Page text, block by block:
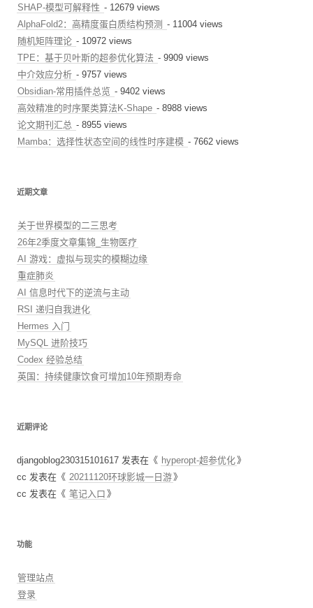
SHAP-模型可解释性 - 12679 views
AlphaFold2：高精度蛋白质结构预测 - 11004 views
随机矩阵理论 - 10972 views
TPE：基于贝叶斯的超参优化算法 - 9909 views
中介效应分析 - 9757 views
Obsidian-常用插件总览 - 9402 views
高效精准的时序聚类算法K-Shape - 8988 views
论文期刊汇总 - 8955 views
Mamba：选择性状态空间的线性时序建模 - 7662 views
近期文章
关于世界模型的二三思考
26年2季度文章集锦_生物医疗
AI 游戏：虚拟与现实的模糊边缘
重症肺炎
AI 信息时代下的逆流与主动
RSI 递归自我进化
Hermes 入门
MySQL 进阶技巧
Codex 经验总结
英国：持续健康饮食可增加10年预期寿命
近期评论
djangoblog230315101617 发表在《 hyperopt-超参优化 》
cc 发表在《 20211120环球影城一日游 》
cc 发表在《 笔记入口 》
功能
管理站点
登录